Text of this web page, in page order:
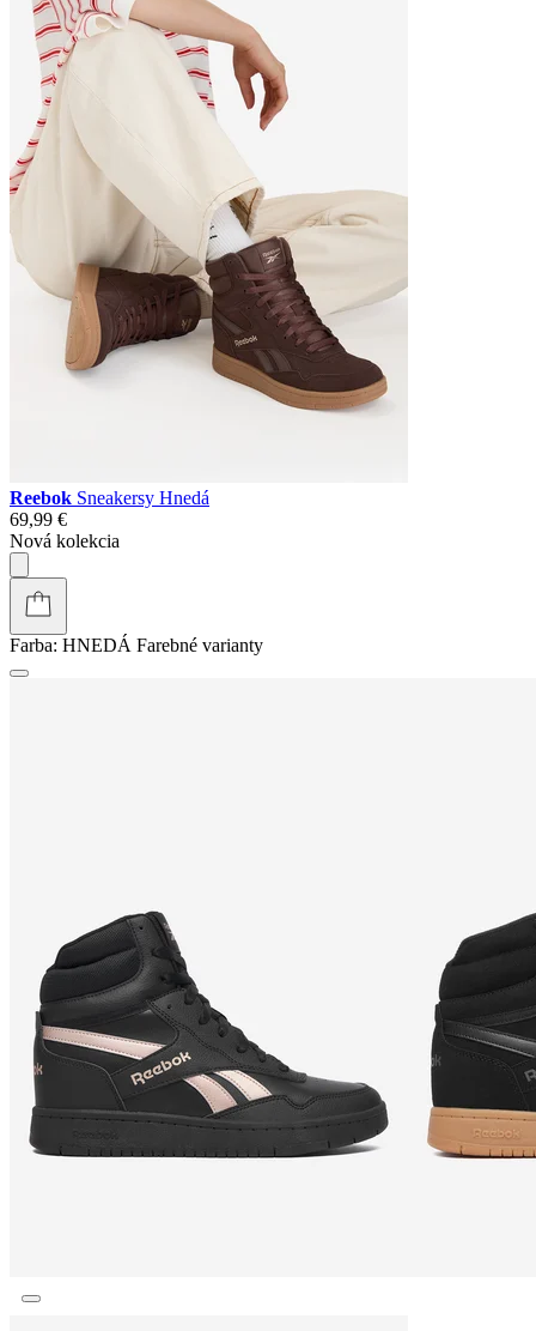
Reebok Sneakersy Hnedá
69,99 €
Nová kolekcia
Farba: HNEDÁ Farebné varianty